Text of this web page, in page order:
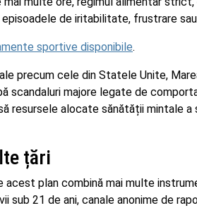
de iritabilitate, frustrare
sportive disponibile.
precum cele din Statele Unite,
scandaluri majore legate de
resursele alocate sănătății mintale
țări
plan combină mai multe
sub 21 de ani, canale anonime de